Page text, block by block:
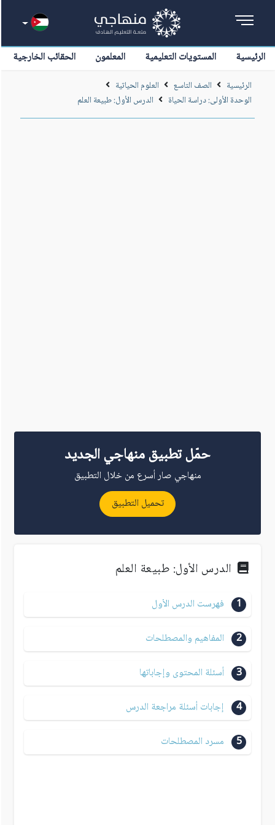
الرئيسية المستويات التعليمية المعلمون الحقائب الخارجية
الرئيسية الصف التاسع
العلوم الحياتية
الوحدة الأولى: دراسة الحياة
الدرس الأول: طبيعة العلم
حمّل تطبيق منهاجي الجديد
منهاجي صار أسرع من خلال التطبيق
تحميل التطبيق
الدرس الأول: طبيعة العلم
1 فهرست الدرس الأول
2 المفاهيم والمصطلحات
3 أسئلة المحتوى وإجاباتها
4 إجابات أسئلة مراجعة الدرس
5 مسرد المصطلحات